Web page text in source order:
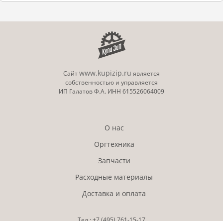
Сайтwww.kupizip.ru является
собственностью и управляется
ИП Галатов Ф.А. ИНН 615526064009
О нас
Оргтехника
Запчасти
Расходные материалы
Доставка и оплата